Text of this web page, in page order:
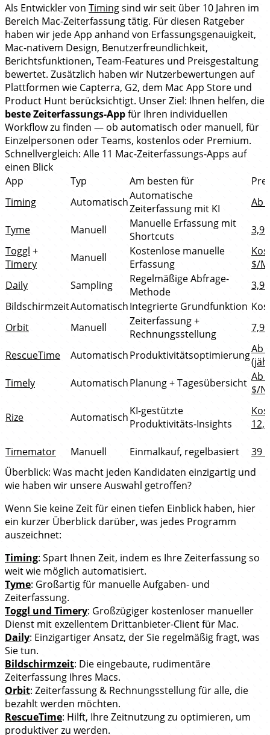
Als Entwickler von Timingsind wir seit über 10 Jahren im
Bereich Mac-Zeiterfassung tätig. Für diesen Ratgeber
haben wir jede App anhand von Erfassungsgenauigkeit,
Mac-nativem Design, Benutzerfreundlichkeit,
Berichtsfunktionen, Team-Features und Preisgestaltung
bewertet. Zusätzlich haben wir Nutzerbewertungen auf
Plattformen wie Capterra, G2, dem Mac App Store und
Product Hunt berücksichtigt. Unser Ziel: Ihnen helfen, die
beste Zeiterfassungs-Appfür Ihren individuellen
Workflow zu finden — ob automatisch oder manuell, für
Einzelpersonen oder Teams, kostenlos oder Premium.
Schnellvergleich: Alle 11 Mac-Zeiterfassungs-Apps auf
einen Blick
App
Typ Am besten für
Timing
AutomatischAutomatische
Zeiterfassung mit KI
Ab
Tyme Manuell
Manuelle Erfassung mit
Shortcuts
Toggl +
Timery
Manuell
Kostenlose manuelle
Erfassung
$/
Daily
Sampling
Regelmäßige Abfrage-
Methode
BildschirmzeitAutomatischIntegrierte Grundfunktion
Orbit
Manuell
Zeiterfassung +
Rechnungsstellung
RescueTime AutomatischProduktivitätsoptimierungAb
Timely
AutomatischPlanung + Tagesübersicht Ab
$/
Rize AutomatischKI-gestützte
Produktivitäts-Insights
Timemator Manuell Einmalkauf, regelbasiert
39
Überblick: Was macht jeden Kandidaten einzigartig und
wie haben wir unsere Auswahl getroffen?
Wenn Sie keine Zeit für einen tiefen Einblick haben, hier
ein kurzer Überblick darüber, was jedes Programm
auszeichnet:
Timing: Spart Ihnen Zeit, indem es Ihre Zeiterfassung so
weit wie möglich automatisiert.
Tyme: Großartig für manuelle Aufgaben- und
Zeiterfassung.
Toggl und Timery: Großzügiger kostenloser manueller
Dienst mit exzellentem Drittanbieter-Client für Mac.
Daily: Einzigartiger Ansatz, der Sie regelmäßig fragt, was
Sie tun.
Bildschirmzeit: Die eingebaute, rudimentäre
Zeiterfassung Ihres Macs.
Orbit: Zeiterfassung & Rechnungsstellung für alle, die
bezahlt werden möchten.
RescueTime: Hilft, Ihre Zeitnutzung zu optimieren, um
produktiver zu werden.